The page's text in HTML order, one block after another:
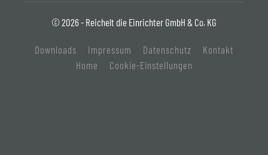
© 2026 - Reichelt die Einrichter GmbH & Co. KG
Downloads Impressum Datenschutz
Kontakt
Home
Cookie-Einstellungen